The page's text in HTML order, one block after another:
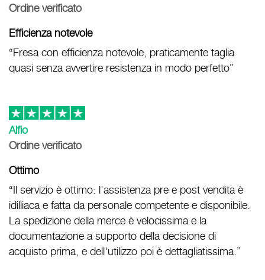
Ordine verificato
Efficienza notevole
“Fresa con efficienza notevole, praticamente taglia
quasi senza avvertire resistenza in modo perfetto”
Alfio
Ordine verificato
Ottimo
“Il servizio è ottimo: l'assistenza pre e post vendita è
idilliaca e fatta da personale competente e disponibile.
La spedizione della merce è velocissima e la
documentazione a supporto della decisione di
acquisto prima, e dell'utilizzo poi è dettagliatissima.”